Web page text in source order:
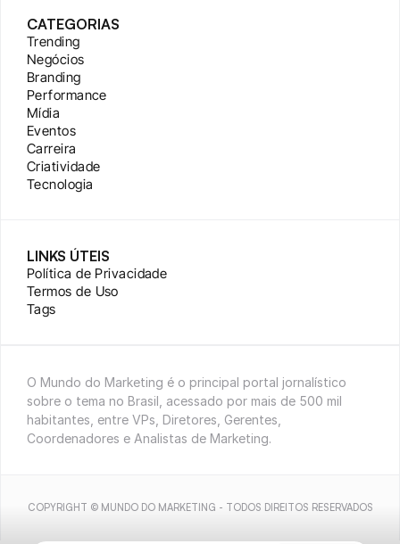
CATEGORIAS
Trending
Negócios
Branding
Performance
Mídia
Eventos
Carreira
Criatividade
Tecnologia
LINKS ÚTEIS
Política de Privacidade
Termos de Uso
Tags
O Mundo do Marketing é o principal portal jornalístico
sobre o tema no Brasil, acessado por mais de 500 mil
habitantes, entre VPs, Diretores, Gerentes,
Coordenadores e Analistas de Marketing.
COPYRIGHT © MUNDO DO MARKETING - TODOS DIREITOS RESERVADOS